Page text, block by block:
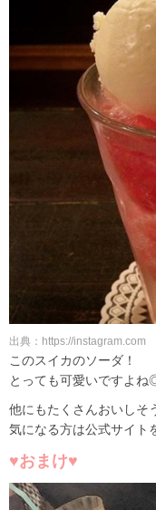
出典：https://instagram.com
このスイカのソーダ！
とっても可愛いですよ
他にもたくさんおいしそ
気になる方は公式サイト
♥おまけ♥